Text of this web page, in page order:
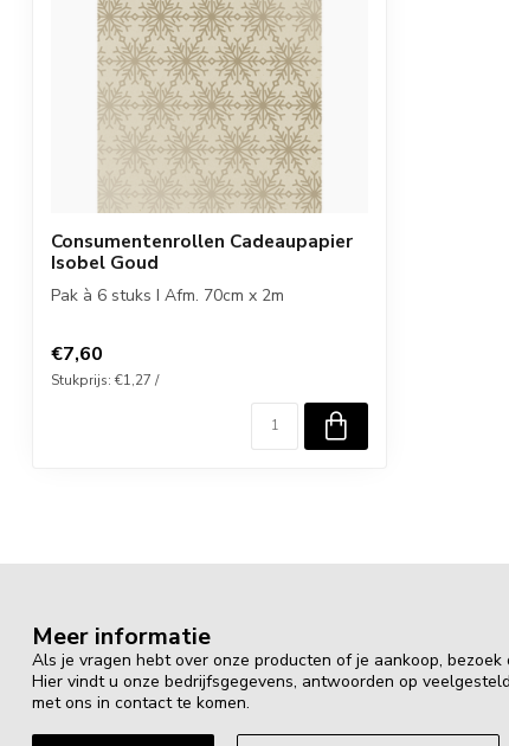
Consumentenrollen Cadeaupapier
Isobel Goud
Pak à 6 stuks I Afm. 70cm x 2m
€7,60
Stukprijs: €1,27 /
Meer informatie
Als je vragen hebt over onze producten of je aankoop,
Hier vindt u onze bedrijfsgegevens, antwoorden op
met ons in contact te komen.